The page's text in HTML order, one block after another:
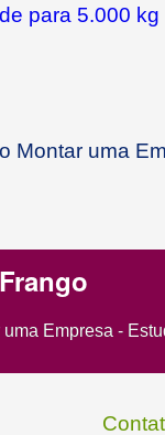
para 5.000 kg
Montar uma
Empresa -